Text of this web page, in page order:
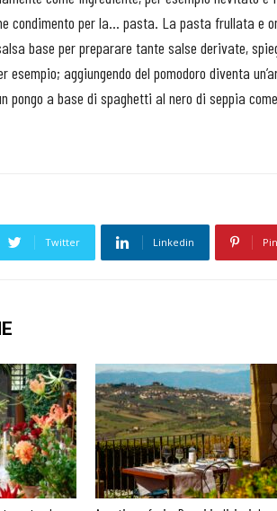
condimento per la… pasta. La pasta frullata e
base per preparare tante salse derivate,
esempio; aggiungendo del pomodoro diventa
pongo a base di spaghetti al nero di seppia
Twitter Linkedin